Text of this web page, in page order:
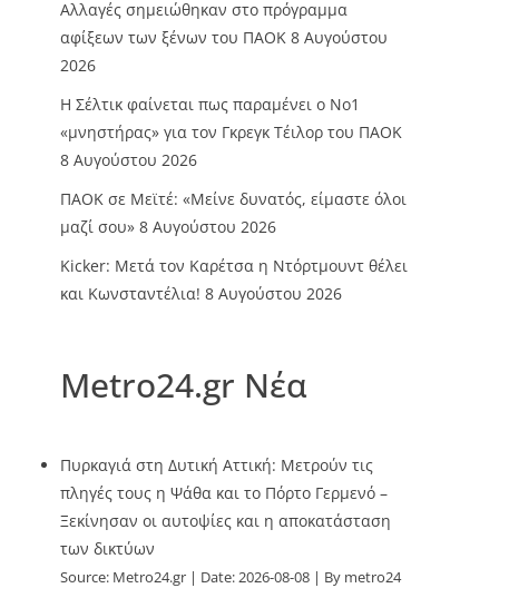
Αλλαγές σημειώθηκαν στο πρόγραμμα
αφίξεων των ξένων του ΠΑΟΚ 8 Αυγούστου
2026
Η Σέλτικ φαίνεται πως παραμένει ο Νο1
«μνηστήρας» για τον Γκρεγκ Τέιλορ του ΠΑΟΚ
8 Αυγούστου 2026
ΠΑΟΚ σε Μεϊτέ: «Μείνε δυνατός, είμαστε όλοι
μαζί σου» 8 Αυγούστου 2026
Kicker: Μετά τον Καρέτσα η Ντόρτμουντ θέλει
και Κωνσταντέλια! 8 Αυγούστου 2026
Metro24.gr Νέα
Πυρκαγιά στη Δυτική Αττική: Μετρούν τις
πληγές τους η Ψάθα και το Πόρτο Γερμενό –
Ξεκίνησαν οι αυτοψίες και η αποκατάσταση
των δικτύων
Source: Metro24.gr Date: 2026-08-08 By metro24